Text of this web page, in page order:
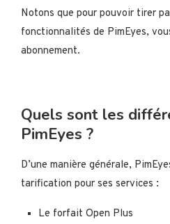
Notons que pour pouvoir tirer
fonctionnalités de PimEyes,
abonnement.
Quels sont les
PimEyes ?
D’une manière générale,
tarification pour ses services :
Le forfait Open Plus